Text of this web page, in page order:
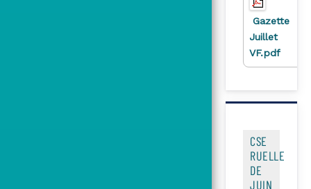
Gazette
Juillet
VF.pdf
CSE
RUELLE
DE
JUIN